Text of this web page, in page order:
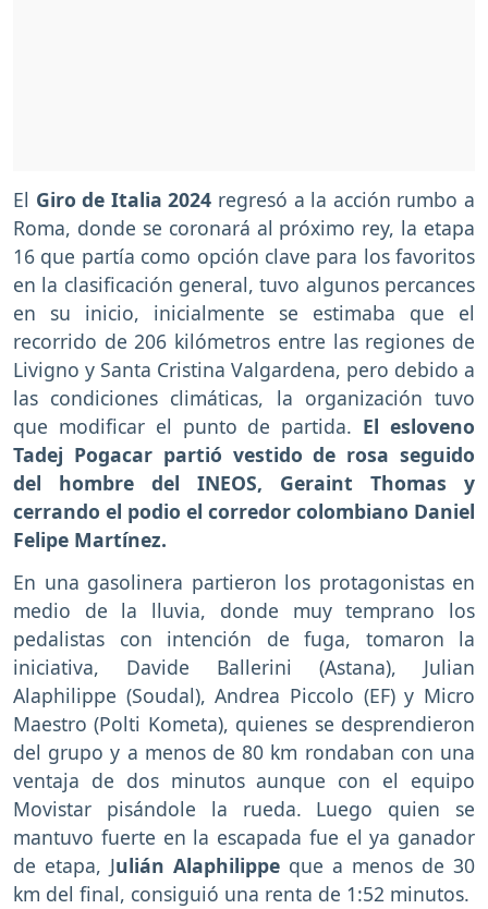
El Giro de Italia 2024 regresó a la acción rumbo a
Roma, donde se coronará al próximo rey, la etapa
16 que partía como opción clave para los favoritos
en la clasificación general, tuvo algunos percances
en su inicio, inicialmente se estimaba que el
recorrido de 206 kilómetros entre las regiones de
Livigno y Santa Cristina Valgardena, pero debido a
las condiciones climáticas, la organización tuvo
que modificar el punto de partida. El esloveno
Tadej Pogacar partió vestido de rosa seguido
del hombre del INEOS, Geraint Thomas y
cerrando el podio el corredor colombiano Daniel
Felipe Martínez.
En una gasolinera partieron los protagonistas en
medio de la lluvia, donde muy temprano los
pedalistas con intención de fuga, tomaron la
iniciativa, Davide Ballerini (Astana), Julian
Alaphilippe (Soudal), Andrea Piccolo (EF) y Micro
Maestro (Polti Kometa), quienes se desprendieron
del grupo y a menos de 80 km rondaban con una
ventaja de dos minutos aunque con el equipo
Movistar pisándole la rueda. Luego quien se
mantuvo fuerte en la escapada fue el ya ganador
de etapa, Julián Alaphilippe que a menos de 30
km del final, consiguió una renta de 1:52 minutos.